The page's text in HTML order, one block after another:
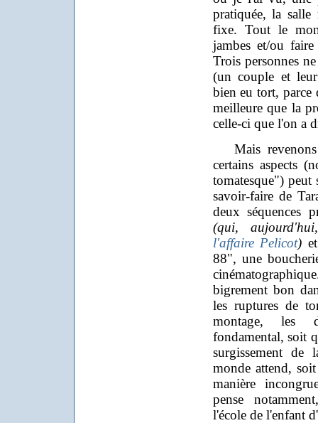
pratiquée, la salle
fixe. Tout le
jambes et/ou
Trois personnes
(un couple et
bien eu tort, parce
meilleure que la
celle-ci que l'on a
Mais revenons
certains aspects
tomatesque")
savoir-faire de
deux séquences
(qui,
l'affaire Pelicot)
88", une
bigrement bon
les ruptures de
montage, les
fondamental, soit
surgissement
monde attend,
manière
pense
l'école de l'enfant